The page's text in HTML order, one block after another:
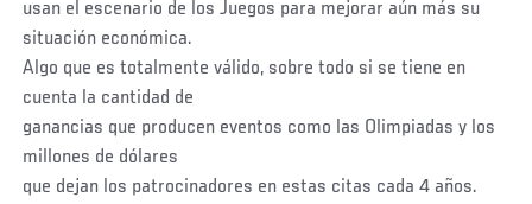
usan el escenario de los Juegos para mejorar aún más su
situación económica.
Algo que es totalmente válido, sobre todo si se tiene en
cuenta la cantidad de
ganancias que producen eventos como las Olimpiadas y los
millones de dólares
que dejan los patrocinadores en estas citas cada 4 años.